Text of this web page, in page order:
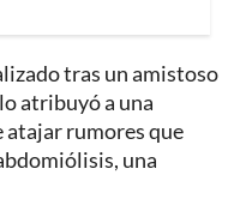
tras un amistoso
atribuyó a una
atajar rumores que
una